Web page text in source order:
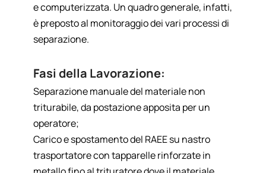
e computerizzata. Un quadro generale, infatti,
è preposto al monitoraggio dei vari processi di
separazione.
Fasi della Lavorazione:
Separazione manuale del materiale non
triturabile, da postazione apposita per un
operatore;
Carico e spostamento del RAEE su nastro
trasportatore con tapparelle rinforzate in